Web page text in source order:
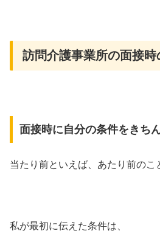
訪問介護事業所の面接時
面接時に自分の条件をきち
当たり前といえば、あたり前のこ
私が最初に伝えた条件は、